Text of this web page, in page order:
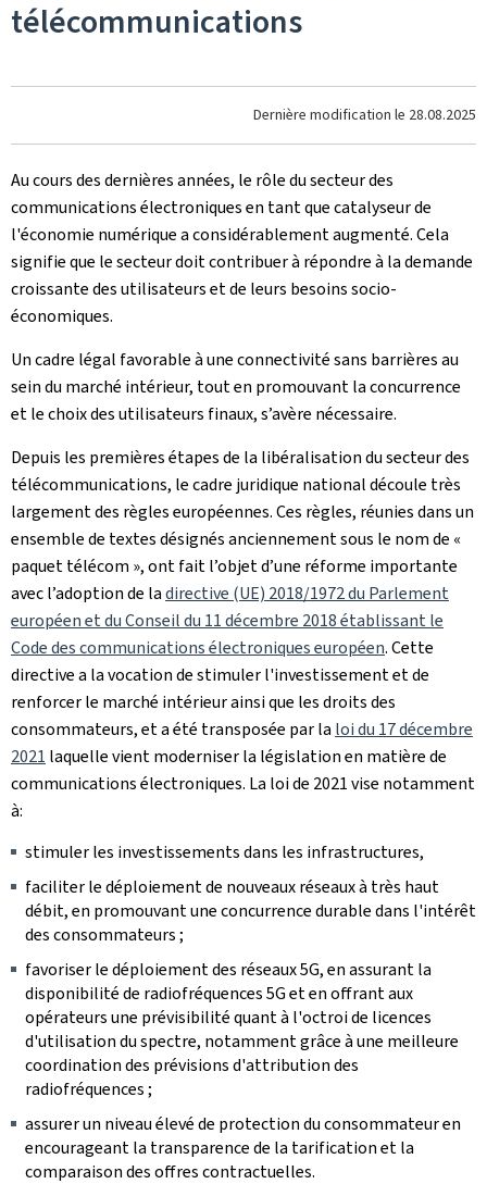
télécommunications
Dernière modification le 28.08.2025
Au cours des dernières années, le rôle du secteur des
communications électroniques en tant que catalyseur de
l'économie numérique a considérablement augmenté. Cela
signifie que le secteur doit contribuer à répondre à la demande
croissante des utilisateurs et de leurs besoins socio-
économiques.
Un cadre légal favorable à une connectivité sans barrières au
sein du marché intérieur, tout en promouvant la concurrence
et le choix des utilisateurs finaux, s’avère nécessaire.
Depuis les premières étapes de la libéralisation du secteur des
télécommunications, le cadre juridique national découle très
largement des règles européennes. Ces règles, réunies dans un
ensemble de textes désignés anciennement sous le nom de «
paquet télécom », ont fait l’objet d’une réforme importante
avec l’adoption de ladirective (UE) 2018/1972 du Parlement
européen et du Conseil du 11 décembre 2018 établissant le
Code des communications électroniques européen. Cette
directive a la vocation de stimuler l'investissement et de
renforcer le marché intérieur ainsi que les droits des
consommateurs, et a été transposée par la loi du 17 décembre
2021 laquelle vient moderniser la législation en matière de
communications électroniques. La loi de 2021 vise notamment
à:
stimuler les investissements dans les infrastructures,
faciliter le déploiement de nouveaux réseaux à très haut
débit, en promouvant une concurrence durable dans l'intérêt
des consommateurs ;
favoriser le déploiement des réseaux 5G, en assurant la
disponibilité de radiofréquences 5G et en offrant aux
opérateurs une prévisibilité quant à l'octroi de licences
d'utilisation du spectre, notamment grâce à une meilleure
coordination des prévisions d'attribution des
radiofréquences ;
assurer un niveau élevé de protection du consommateur en
encourageant la transparence de la tarification et la
comparaison des offres contractuelles.